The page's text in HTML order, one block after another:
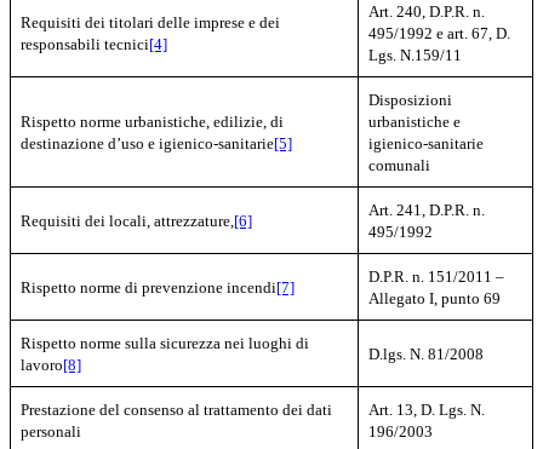
Requisiti dei titolari delle imprese e dei
responsabili tecnici[4]
Art. 240, D.P.R. n.
495/1992 e art. 67, D.
Lgs. N.159/11
Rispetto norme urbanistiche, edilizie, di
destinazione d’uso e igienico-sanitarie[5]
Disposizioni
urbanistiche e
igienico-sanitarie
comunali
Requisiti dei locali, attrezzature, [6]
Art. 241, D.P.R. n.
495/1992
Rispetto norme di prevenzione incendi[7]
D.P.R. n. 151/2011 –
Allegato I, punto 69
Rispetto norme sulla sicurezza nei luoghi di
lavoro[8]
D.lgs. N. 81/2008
Prestazione del consenso al trattamento dei dati
personali
Art. 13, D. Lgs. N.
196/2003